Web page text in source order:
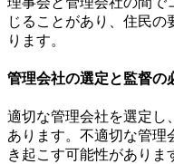
まとめ
じることがあり、住民
ります。
管理会社の選定と監督の
適切な管理会社を選定し
あります。不適切な管理
き起こす可能性がありま